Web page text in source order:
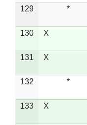
129 *
130 X
131 X
132 *
133 X